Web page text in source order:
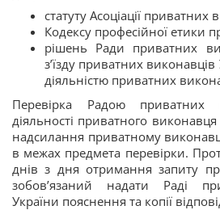
статуту Асоціації приватних
Кодексу професійної етики
рішень Ради приватних
з’їзду приватних виконавців
діяльністю приватних
Перевірка Радою приватних
діяльності приватного
надсилання приватному
в межах предмета перевірки.
днів з дня отримання запиту
зобов’язаний надати Раді
України пояснення та копії